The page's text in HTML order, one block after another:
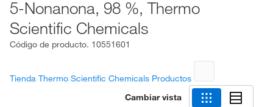
5-Nonanona, 98 %, Thermo
Scientific Chemicals
Código de producto. 10551601
Tienda Thermo Scientific Chemicals Productos
Cambiar vista